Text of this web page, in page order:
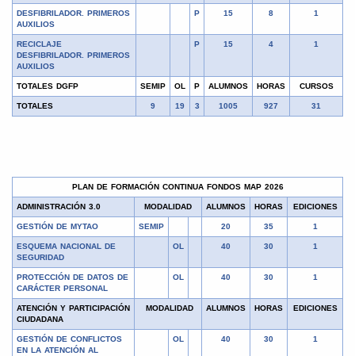
DESFIBRILADOR. PRIMEROS
AUXILIOS
P 15 8 1
RECICLAJE
DESFIBRILADOR. PRIMEROS
AUXILIOS
P 15 4 1
TOTALES DGFP SEMIP OL P ALUMNOS HORAS CURSOS
TOTALES 9 19 3 1005 927 31
PLAN DE FORMACIÓN CONTINUA FONDOS MAP 2026
ADMINISTRACIÓN 3.0 MODALIDAD ALUMNOS HORAS EDICIONES
GESTIÓN DE MYTAO SEMIP 20 35 1
ESQUEMA NACIONAL DE
SEGURIDAD
OL 40 30 1
PROTECCIÓN DE DATOS DE
CARÁCTER PERSONAL
OL 40 30 1
ATENCIÓN Y PARTICIPACIÓN
CIUDADANA
MODALIDAD ALUMNOS HORAS EDICIONES
GESTIÓN DE CONFLICTOS
EN LA ATENCIÓN AL
OL 40 30 1